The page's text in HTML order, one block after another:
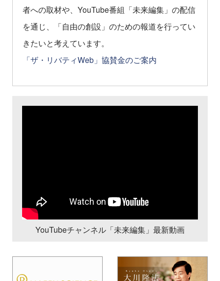
者への取材や、YouTube番組「未来編集」の配信
を通じ、「自由の創設」のための報道を行ってい
きたいと考えています。
「ザ・リバティWeb」協賛金のご案内
YouTubeチャンネル「未来編集」最新動画